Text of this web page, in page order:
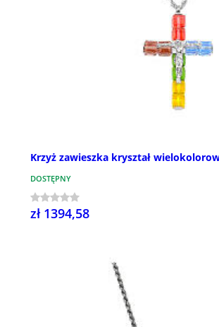
Krzyż zawieszka kryształ
DOSTĘPNY
zł 1394,58